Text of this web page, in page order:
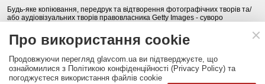
Будь-яке копіювання, передрук та відтворення фотографічних творів та/
або аудіовізуальних творів правовласника Getty Images - суворо
Політика конфіденційності (Privacy Policy). Правила сайту
КОНТАКТИ НАША КОМАНДА АРХІВ
Партнери:DepositPhotos.com,opendatabot.ua
Про використання cookie
Продовжуючи перегляд glavcom.ua ви підтверджуєте, що
ознайомилися з Політикою конфіденційності (Privacy Policy) та
погоджуєтеся використання файлів cookie